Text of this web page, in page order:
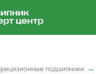
подшипники →